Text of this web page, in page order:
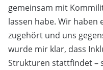
gemeinsam mit
lassen habe. Wir haben
zugehört und uns
wurde mir klar, dass
Strukturen stattfindet –